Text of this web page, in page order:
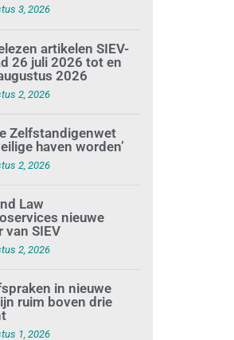
3, 2026
artikelen SIEV-
26 juli 2026 tot en
2026
2, 2026
Zelfstandigenwet
haven worden’
2, 2026
Law
nieuwe
SIEV
in nieuwe
ruim boven drie